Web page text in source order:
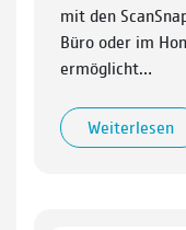
mit den
Büro oder im
ermöglicht…
Weiterlesen